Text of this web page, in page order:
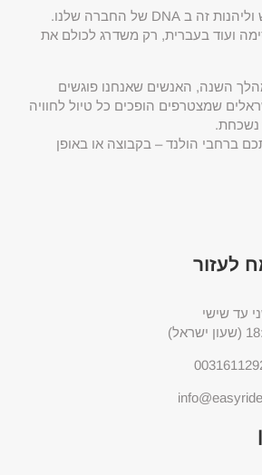
לטייל, לחוות, להרגיש וליהנות זה ב DNA של החברה שלנו.
ועוד בעברית, רק משדרג לכולם את
השנה, האנשים שאנחנו פוגשים
שמצטרפים הופכים כל טיול לחוויה
נשכחת.
ברחבי הולנד – בקבוצה או באופן
לעזור
עד שישי